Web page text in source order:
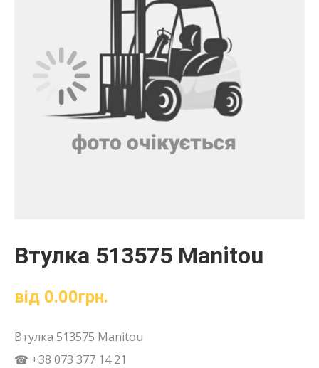
Втулка 513575 Manitou
від 0.00грн.
Втулка 513575 Manitou
☎ +38 073 377 14 21